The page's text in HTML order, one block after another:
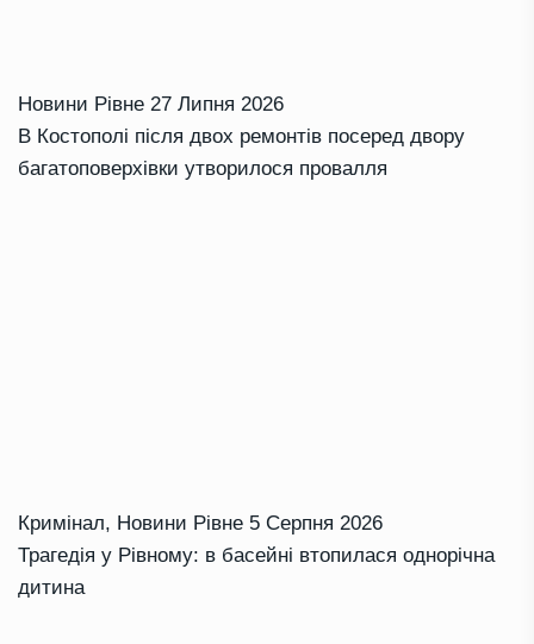
Новини Рівне 27 Липня 2026
В Костополі після двох ремонтів посеред двору
багатоповерхівки утворилося провалля
Кримінал, Новини Рівне 5 Серпня 2026
Трагедія у Рівному: в басейні втопилася однорічна
дитина